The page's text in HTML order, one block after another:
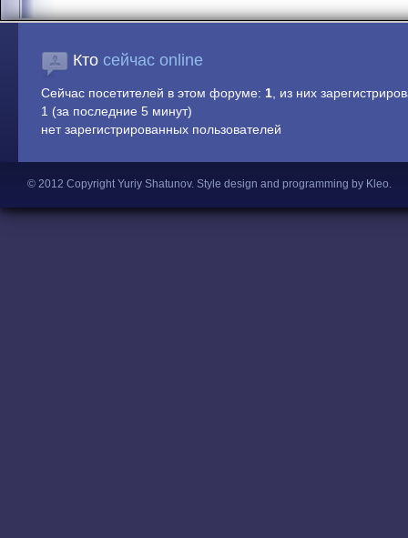
Кто сейчас online
Сейчас посетителей в этом форуме: 1, из них
1 (за последние 5 минут)
нет зарегистрированных пользователей
© 2012 Copyright Yuriy Shatunov. Style design and programming by Kleo.